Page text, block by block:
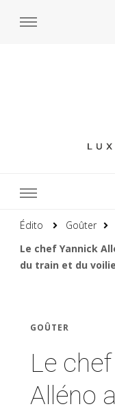
Édito
Goûter
Le chef Yannick
du train et du
GOÛTER
Le
Alléno